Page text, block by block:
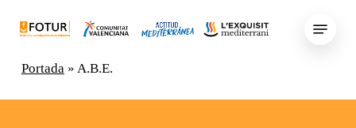
contentPortada» A.B.E.